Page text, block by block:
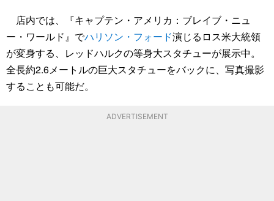
店内では、『キャプテン・アメリカ：ブレイブ・ニュ
ー・ワールド』でハリソン・フォード演じるロス米大統領
が変身する、レッドハルクの等身大スタチューが展示中。
全長約2.6メートルの巨大スタチューをバックに、写真撮影
することも可能だ。
ADVERTISEMENT